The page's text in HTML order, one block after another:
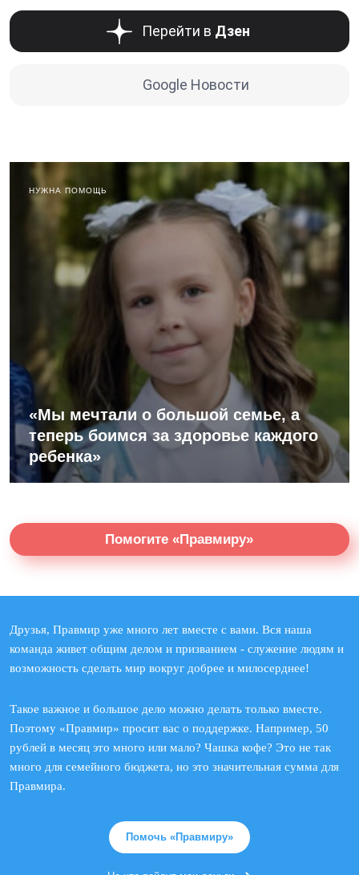
Перейти в Дзен
Google Новости
НУЖНА ПОМОЩЬ
«Мы мечтали о большой семье, а
теперь боимся за здоровье каждого
ребенка»
Помогите «Правмиру»
Друзья, Правмир уже много лет вместе с вами. Вся наша
команда живет общим делом и призванием - служение людям и
возможность сделать мир вокруг добрее и милосерднее!
Такое важное и большое дело можно делать только вместе.
Поэтому «Правмир» просит вас о поддержке. Например, 50
рублей в месяц это много или мало? Чашка кофе? Это не так
много для семейного бюджета, но это значительная сумма для
Правмира.
Помочь «Правмиру»